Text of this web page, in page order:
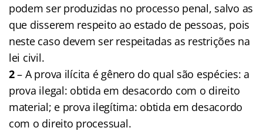
podem ser produzidas no processo penal, salvo as
que disserem respeito ao estado de pessoas, pois
neste caso devem ser respeitadas as restrições na
lei civil.
2– A prova ilícita é gênero do qual são espécies: a
prova ilegal: obtida em desacordo com o direito
material; e prova ilegítima: obtida em desacordo
com o direito processual.